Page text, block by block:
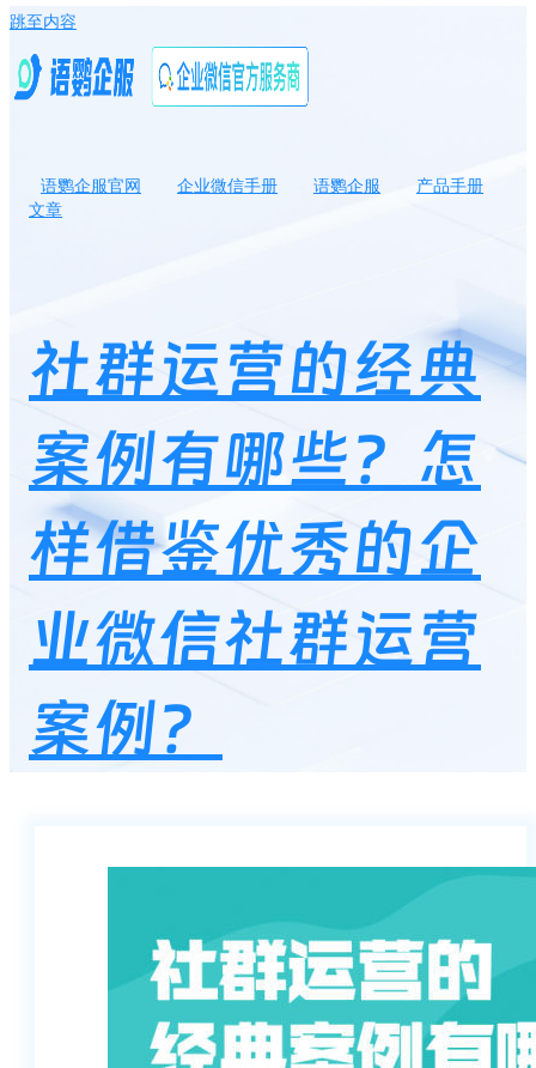
跳至内容
语鹦企服官网 企业微信手册 语鹦企服
产品手册
文章
社群运营的经典
案例有哪些？怎
样借鉴优秀的企
业微信社群运营
案例？